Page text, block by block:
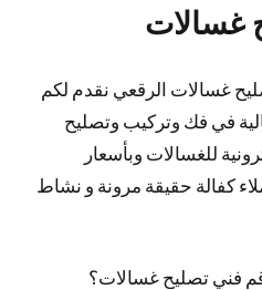
غسالات
غسالات الرقعي نقدم لكم
في فك وتركيب وتصليح
للغسالات وبأسعار
كفالة حقيقة مرونة و نشاط
فني تصليح غسالات؟